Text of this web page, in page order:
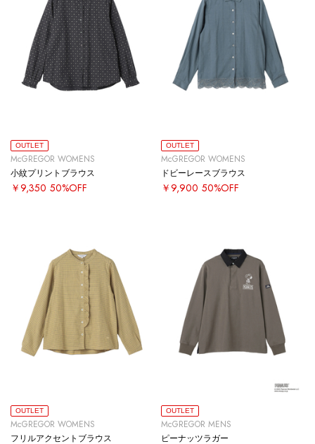
OUTLET
McGREGOR WOMENS
小紋プリントブラウス
￥9,350 50%OFF
OUTLET
McGREGOR WOMENS
ドビーレースブラウス
￥9,900 50%OFF
OUTLET
McGREGOR WOMENS
フリルアクセントブラウス
OUTLET
McGREGOR MENS
ピーナッツラガー